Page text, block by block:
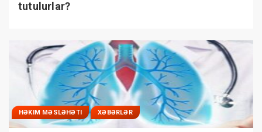
tutulurlar?
HƏKIM MƏSLƏHƏTI XƏBƏRLƏR